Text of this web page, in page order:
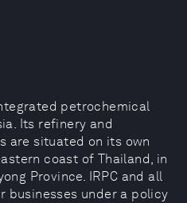
petrochemical
Its refinery and
are situated on its own
coast of Thailand, in
Province. IRPC and all
under a policy